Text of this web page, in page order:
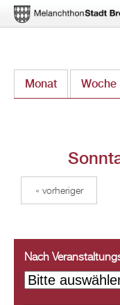
zum
Monat Woche
« vorheriger
Nach